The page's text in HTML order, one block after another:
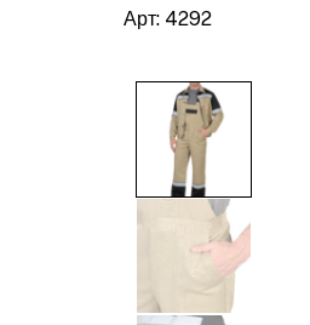
Арт: 4292